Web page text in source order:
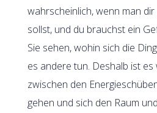
wahrscheinlich, wenn man
sollst, und du brauchst ein
Sie sehen, wohin sich die
es andere tun. Deshalb ist es
zwischen den
gehen und sich den Raum